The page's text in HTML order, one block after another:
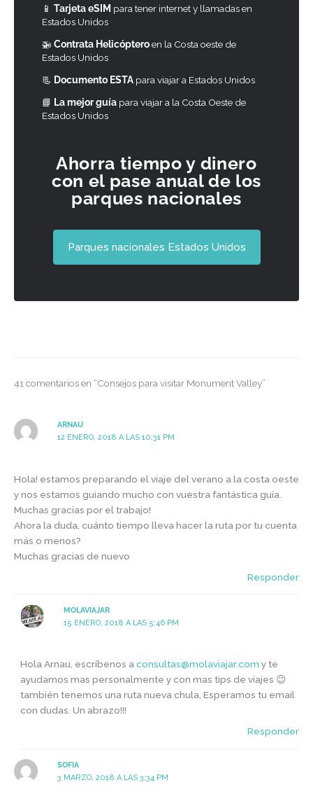
📱 Tarjeta eSIM para tener internet y llamadas en
Estados Unidos
🚁 Contrata Helicópteroen la Costa oeste de
Estados Unidos
📃 Documento ESTA para viajar a Estados Unidos
📘 La mejor guía para viajar a la Costa Oeste de
Estados Unidos
Ahorra tiempo y dinero
con el pase anual de los
parques nacionales
Parques nacionales Estados Unidos
41 comentarios en “Consejos para visitar Monument Valley”
ARNAU
12 ENERO, 2018 A LAS 10:31 PM
Hola! estamos preparando el viaje del verano a la costa oeste
y nos estamos guiando mucho con vuestra fantástica guía.
Muchas gracias por el trabajo!
Ahora la duda, cuánto tiempo lleva hacer la ruta por tu cuenta
más o menos?
Muchas gracias de nuevo
Responder
MOLAVIAJAR
15 ENERO, 2018 A LAS 5:46 PM
Hola Arnau, escríbenos aconsultas@molaviajar.com y te
ayudamos mas personalmente y con mas tips de viajes 😉
también tenemos una ruta nueva chula, Esperamos tu email
con dudas. Un abrazo!!!
Responder
SOFIA
3 MARZO, 2018 A LAS 3:34 PM